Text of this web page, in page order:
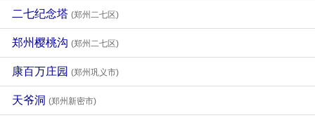
二七纪念塔 (郑州二七区)
郑州樱桃沟 (郑州二七区)
康百万庄园 (郑州巩义市)
天爷洞 (郑州新密市)